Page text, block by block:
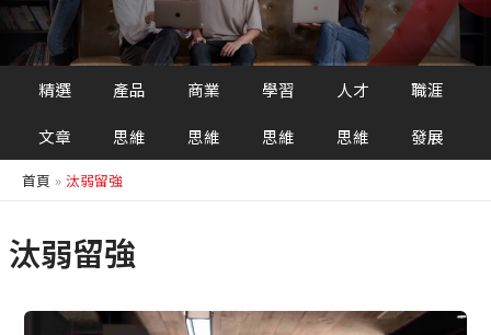
精選
文章
產品
思維
商業
思維
學習
思維
人才
思維
職涯
發展
首頁 汰弱留強
汰弱留強
挽